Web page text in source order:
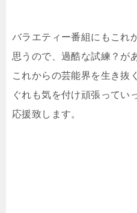
バラエティー番組にもこれ
思うので、過酷な試練？が
これからの芸能界を生き抜
ぐれも気を付け頑張ってい
応援致します。